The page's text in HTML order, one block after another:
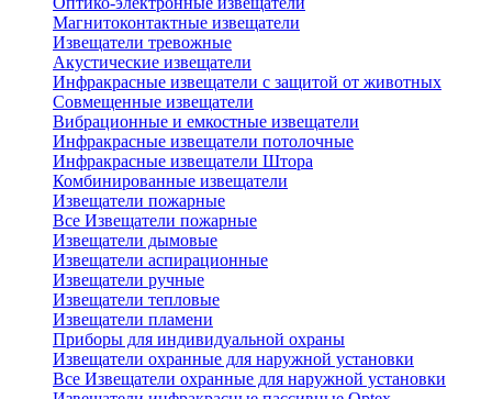
Магнитоконтактные извещатели
Извещатели тревожные
Акустические извещатели
Инфракрасные извещатели с защитой от животных
Совмещенные извещатели
Вибрационные и емкостные извещатели
Инфракрасные извещатели потолочные
Инфракрасные извещатели Штора
Комбинированные извещатели
Извещатели пожарные
Все Извещатели пожарные
Извещатели дымовые
Извещатели аспирационные
Извещатели ручные
Извещатели тепловые
Извещатели пламени
Приборы для индивидуальной охраны
Извещатели охранные для наружной установки
Все Извещатели охранные для наружной установки